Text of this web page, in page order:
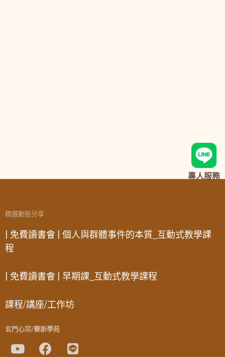
精選動態分享
| 免費讀書會 | 個人與群體事件的本質_互動式教學課
程
| 免費讀書會 | 早期課_互動式教學課程
課程/講座/工作坊
玄門心宗/賽斯學苑
專人服務